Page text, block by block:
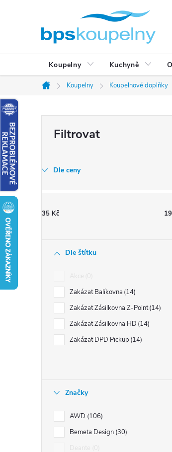
Koupelny Kuchyně
Domů
Koupelny Koupelnové doplňky
t
n
Dle ceny
35 Kč
Dle štítku
Zakázat Balíkovna 14
Zakázat Zásilkovna Z-Point 14
Zakázat Zásilkovna HD 14
Zakázat DPD Pickup 14
Značky
AWD 106
Bemeta Design 30